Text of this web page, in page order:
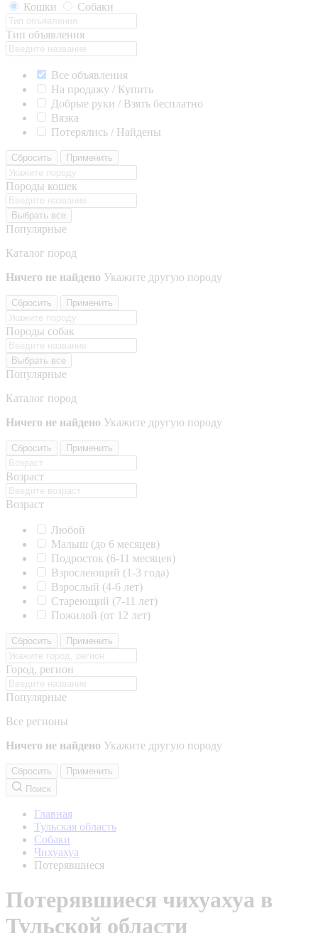
Кошки
Собаки
Тип объявления
Все объявления
На продажу / Купить
Добрые руки / Взять бесплатно
Вязка
Потерялись / Найдены
Сбросить Применить
Породы кошек
Выбрать все
Популярные
Каталог пород
Ничего не найдено Укажите другую породу
Сбросить Применить
Породы собак
Выбрать все
Популярные
Каталог пород
Ничего не найдено Укажите другую породу
Сбросить Применить
Возраст
Возраст
Любой
Малыш (до 6 месяцев)
Подросток (6-11 месяцев)
Взрослеющий (1-3 года)
Взрослый (4-6 лет)
Стареющий (7-11 лет)
Пожилой (от 12 лет)
Сбросить Применить
Город, регион
Популярные
Все регионы
Ничего не найдено Укажите другую породу
Сбросить
Применить
Поиск
Главная
Тульская область
Собаки
Чихуахуа
Потерявшиеся
Потерявшиеся чихуахуа в
Тульской области